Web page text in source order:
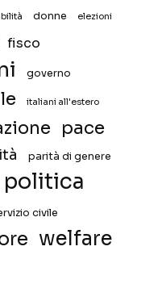
donne elezioni
fisco
governo
italiani all'estero
pace
parità di genere
politica
civile
welfare